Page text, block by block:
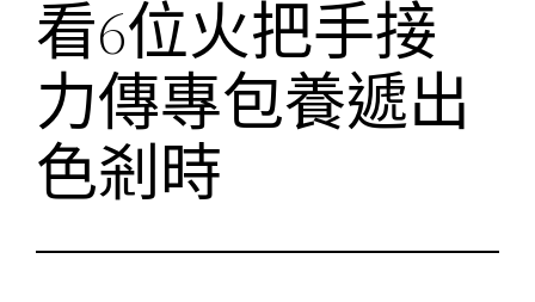
看6位火把手接
力傳專包養遞出
色剎時